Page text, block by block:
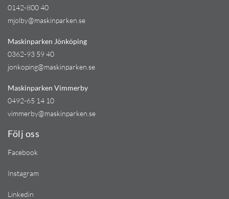
0142-800 40
mjolby@maskinparken.se
Maskinparken Jönköping
0362-93 59 40
jonkoping@maskinparken.se
Maskinparken Vimmerby
0492-65 14 10
vimmerby@maskinparken.se
Följ oss
Facebook
Instagram
Linkedin